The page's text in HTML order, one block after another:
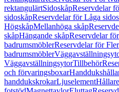
rektangulärtSidoskåpReservdelar
sidoskåpReservdelar för Låga
HögskåpMellanhöga skåp
skåpHängande skåpReservdelar
badrumsmöblerReservdelar för Fler
badrumsmöbler
VäggavställningsytorTillbehör
och förvaringsboxar
handdukskrokarLjuselement